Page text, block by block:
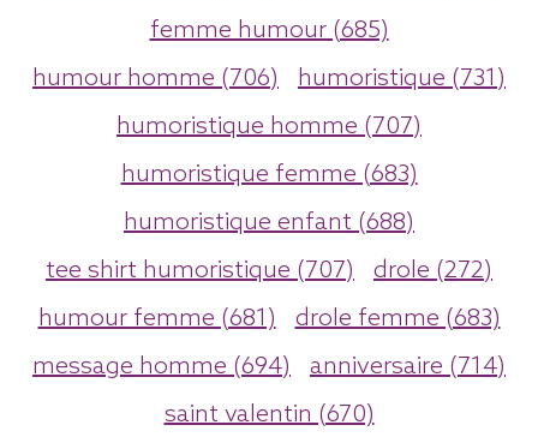
femme humour (685)
humour homme (706)
humoristique (731)
humoristique homme (707)
humoristique femme (683)
humoristique enfant (688)
tee shirt humoristique (707)
drole (272)
humour femme (681)
drole femme (683)
message homme (694)
anniversaire (714)
saint valentin (670)